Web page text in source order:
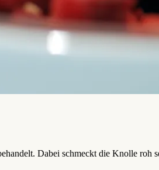
Dabei schmeckt die Knolle roh